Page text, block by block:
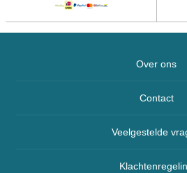
Over ons
Contact
Veelgestelde